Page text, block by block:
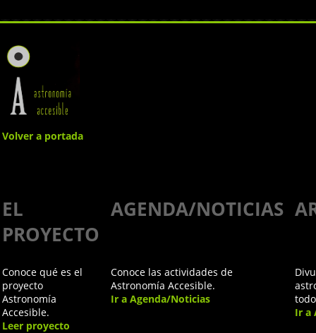
Volver a portada
EL
PROYECTO
AGENDA/NOTICIAS
Conoce qué es el
proyecto
Astronomía
Accesible.
Leer proyecto
Conoce las actividades de
Astronomía Accesible.
Ir a Agenda/Noticias
Ir a
Astroaccesible
en el
congreso
"North